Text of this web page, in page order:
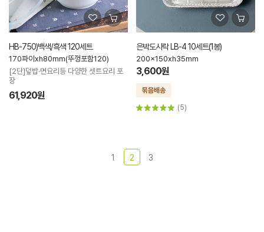
HB-750)백색/흑색 120세트
170파이xh80mm(뚜껑포함120)
[2단]덮밥·면요리등 다양한 셋트요리 포
장
61,920원
은박도시락 LB-4 10세트(1봉)
200x150xh35mm
3,600원
(5)
1 2 3